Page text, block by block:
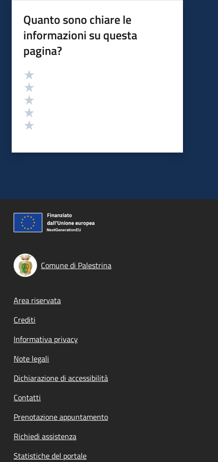
Quanto sono chiare le
informazioni su questa
pagina?
Valutazione
Comune di Palestrina
Footer menu
Area riservata
Crediti
Informativa privacy
Note legali
Dichiarazione di accessibilità
Contatti
Prenotazione appuntamento
Richiedi assistenza
Statistiche del portale